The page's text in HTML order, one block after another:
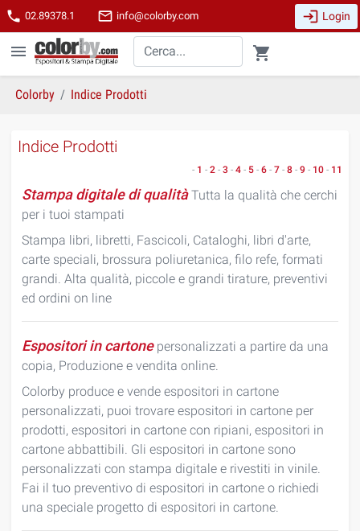
phone 02.89378.1 mail_outline info@colorby.com login Login
menu shopping_cart
Colorby Indice Prodotti
Indice Prodotti
- 1 - 2 - 3 - 4 - 5 - 6 - 7 - 8 - 9 - 10 - 11
Stampa digitale di qualitàTutta la qualità che cerchi
per i tuoi stampati
Stampa libri, libretti, Fascicoli, Cataloghi, libri d'arte,
carte speciali, brossura poliuretanica, filo refe, formati
grandi. Alta qualità, piccole e grandi tirature, preventivi
ed ordini on line
Espositori in cartonepersonalizzati a partire da una
copia, Produzione e vendita online.
Colorby produce e vende espositori in cartone
personalizzati, puoi trovare espositori in cartone per
prodotti, espositori in cartone con ripiani, espositori in
cartone abbattibili. Gli espositori in cartone sono
personalizzati con stampa digitale e rivestiti in vinile.
Fai il tuo preventivo di espositori in cartone o richiedi
una speciale progetto di espositori in cartone.